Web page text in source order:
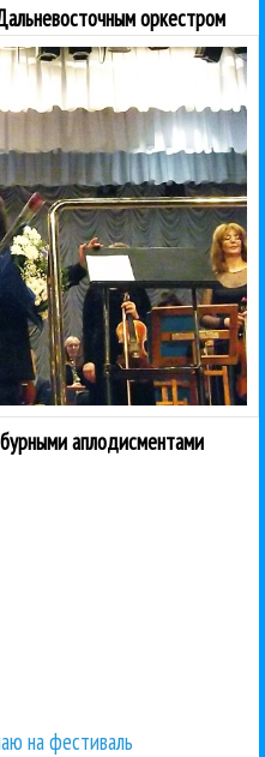
оркестром
аплодисментами
на фестиваль